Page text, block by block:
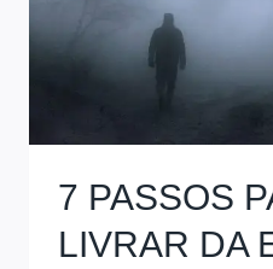
7 PASSOS
LIVRAR DA